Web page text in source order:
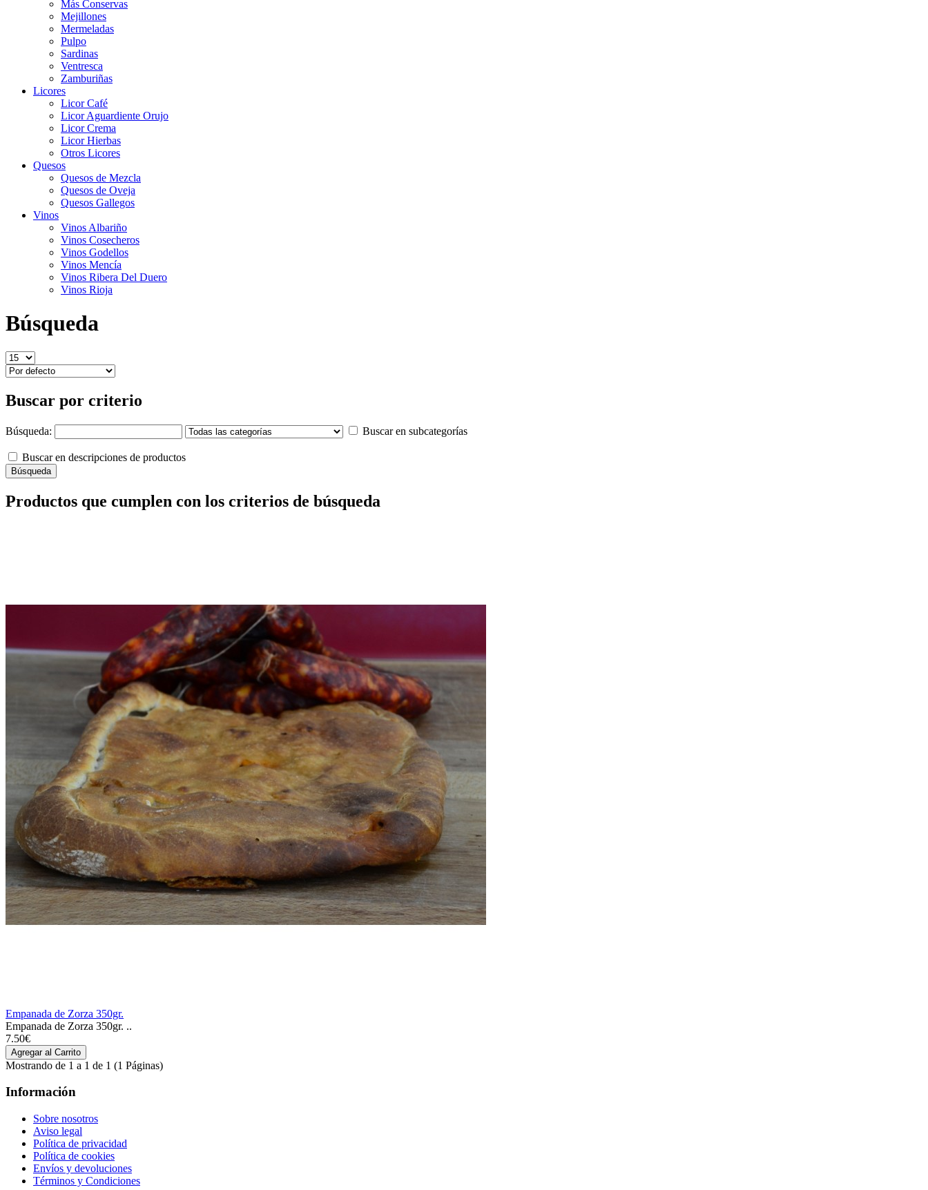
Más Conservas
Mejillones
Mermeladas
Pulpo
Sardinas
Ventresca
Zamburiñas
Licores
Licor Café
Licor Aguardiente Orujo
Licor Crema
Licor Hierbas
Otros Licores
Quesos
Quesos de Mezcla
Quesos de Oveja
Quesos Gallegos
Vinos
Vinos Albariño
Vinos Cosecheros
Vinos Godellos
Vinos Mencía
Vinos Ribera Del Duero
Vinos Rioja
Búsqueda
Buscar por criterio
Búsqueda: Buscar en subcategorías
Buscar en descripciones de productos
Productos que cumplen con los criterios de búsqueda
Empanada de Zorza 350gr.
Empanada de Zorza 350gr. ..
7.50€
Mostrando de 1 a 1 de 1 (1 Páginas)
Información
Sobre nosotros
Aviso legal
Política de privacidad
Política de cookies
Envíos y devoluciones
Términos y Condiciones